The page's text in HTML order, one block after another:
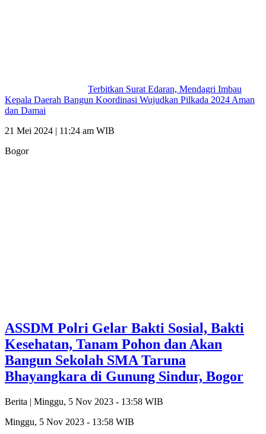
Terbitkan Surat Edaran, Mendagri Imbau
Kepala Daerah Bangun Koordinasi Wujudkan Pilkada 2024 Aman
dan Damai
21 Mei 2024 | 11:24 am WIB
Bogor
ASSDM Polri Gelar Bakti Sosial, Bakti
Kesehatan, Tanam Pohon dan Akan
Bangun Sekolah SMA Taruna
Bhayangkara di Gunung Sindur, Bogor
Berita | Minggu, 5 Nov 2023 - 13:58 WIB
Minggu, 5 Nov 2023 - 13:58 WIB